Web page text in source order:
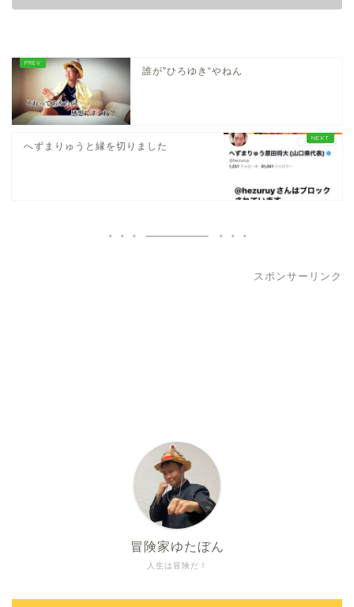
誰が”ひろゆき“やねん
へずまりゅうと縁を切りました
スポンサーリンク
人生は冒険だ！
冒険家ゆたぼん